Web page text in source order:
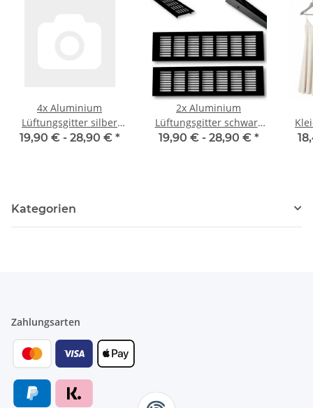
4x Aluminium
Lüftungsgitter silber
verschiedene Größen
Wohnzimmer,
Abluftgitter
19,90 € - 28,90 € *
2x Aluminium
Lüftungsgitter schwarz
verschiedene Größen
Abluftgitter
19,90 € - 28,90 € *
Kategorien
Zahlungsarten